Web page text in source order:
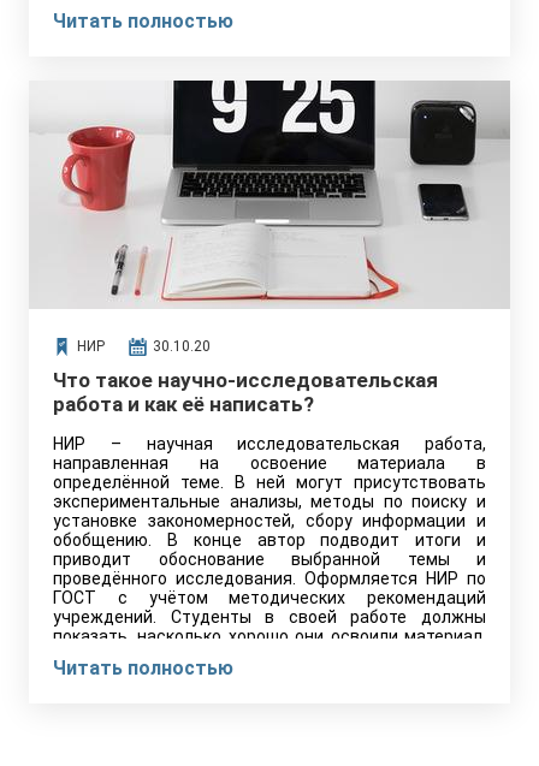
Читать полностью
НИР 30.10.20
Что такое научно-исследовательская
работа и как её написать?
НИР – научная исследовательская работа,
направленная на освоение материала в
определённой теме. В ней могут присутствовать
экспериментальные анализы, методы по поиску и
установке закономерностей, сбору информации и
обобщению. В конце автор подводит итоги и
приводит обоснование выбранной темы и
проведённого исследования. Оформляется НИР по
ГОСТ с учётом методических рекомендаций
учреждений. Студенты в своей работе должны
показать, насколько хорошо они освоили материал.
студентов. Поэтому любые практические материалы
Читать полностью